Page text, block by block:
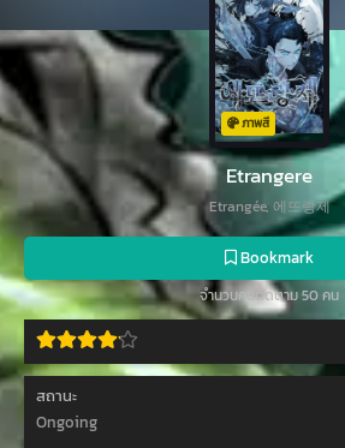
ภาพสี
Etrangere
Etrangée, 에뜨랑제
Bookmark
จำนวนคนติดตาม 50 คน
สถานะ
Ongoing